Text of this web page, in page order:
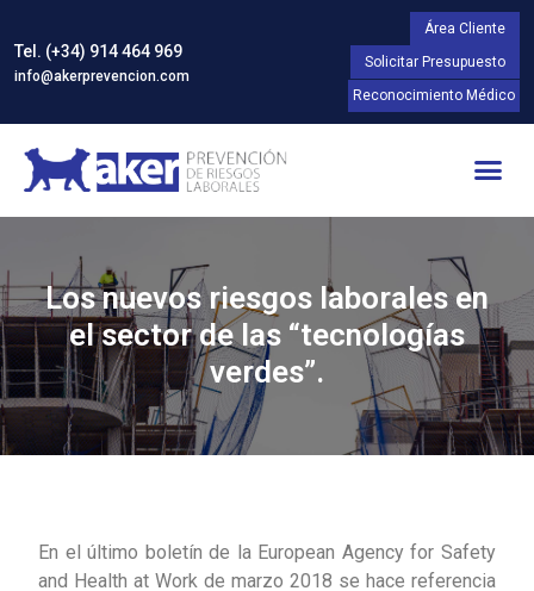
Tel. (+34) 914 464 969
info@akerprevencion.com
Área Cliente
Solicitar Presupuesto
Reconocimiento Médico
Los nuevos riesgos laborales en
el sector de las “tecnologías
verdes”.
En el último boletín de la European Agency for Safety
and Health at Work de marzo 2018 se hace referencia